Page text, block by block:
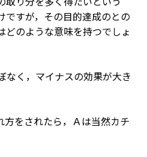
ですが，その目的達成のとの
どのような意味を持つでしょ
なく，マイナスの効果が大き
方をされたら，Ａは当然カチ